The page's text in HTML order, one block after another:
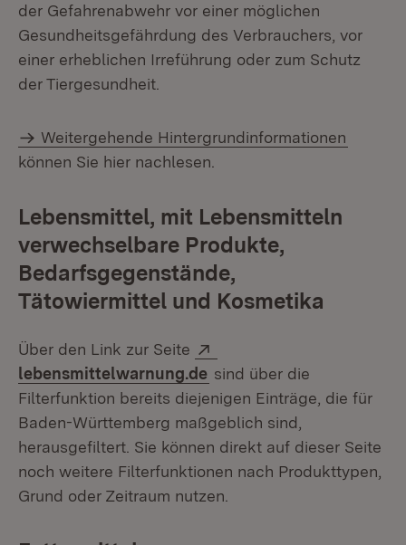
der Gefahrenabwehr vor einer möglichen
Gesundheitsgefährdung des Verbrauchers, vor
einer erheblichen Irreführung oder zum Schutz
der Tiergesundheit.
Weitergehende Hintergrundinformationen
können Sie hier nachlesen.
Lebensmittel, mit Lebensmitteln
verwechselbare Produkte,
Bedarfsgegenstände,
Tätowiermittel und Kosmetika
Über den Link zur Seite
lebensmittelwarnung.de (Öffnet in neuem Fenster)
sind über die
Filterfunktion bereits diejenigen Einträge, die für
Baden-Württemberg maßgeblich sind,
herausgefiltert. Sie können direkt auf dieser Seite
noch weitere Filterfunktionen nach Produkttypen,
Grund oder Zeitraum nutzen.